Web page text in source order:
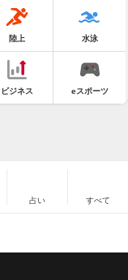
陸上 水泳
ビジネス eスポーツ
占い すべて